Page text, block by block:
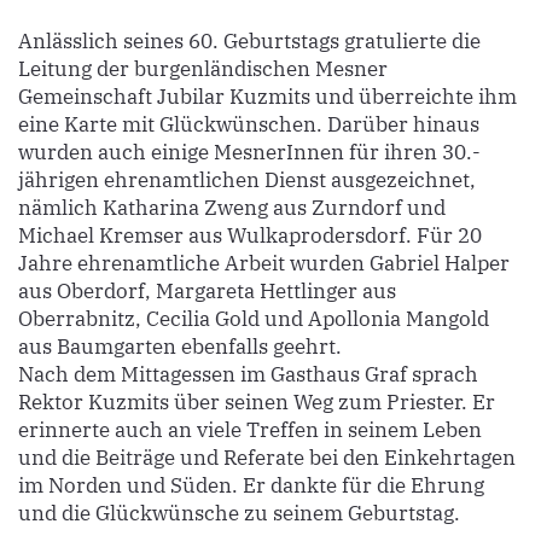
Anlässlich seines 60. Geburtstags gratulierte die
Leitung der burgenländischen Mesner
Gemeinschaft Jubilar Kuzmits und überreichte ihm
eine Karte mit Glückwünschen. Darüber hinaus
wurden auch einige MesnerInnen für ihren 30.-
jährigen ehrenamtlichen Dienst ausgezeichnet,
nämlich Katharina Zweng aus Zurndorf und
Michael Kremser aus Wulkaprodersdorf. Für 20
Jahre ehrenamtliche Arbeit wurden Gabriel Halper
aus Oberdorf, Margareta Hettlinger aus
Oberrabnitz, Cecilia Gold und Apollonia Mangold
aus Baumgarten ebenfalls geehrt.
Nach dem Mittagessen im Gasthaus Graf sprach
Rektor Kuzmits über seinen Weg zum Priester. Er
erinnerte auch an viele Treffen in seinem Leben
und die Beiträge und Referate bei den Einkehrtagen
im Norden und Süden. Er dankte für die Ehrung
und die Glückwünsche zu seinem Geburtstag.